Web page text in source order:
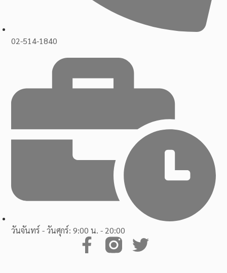
02-514-1840
วันจันทร์ - วันศุกร์: 9:00 น. - 20:00